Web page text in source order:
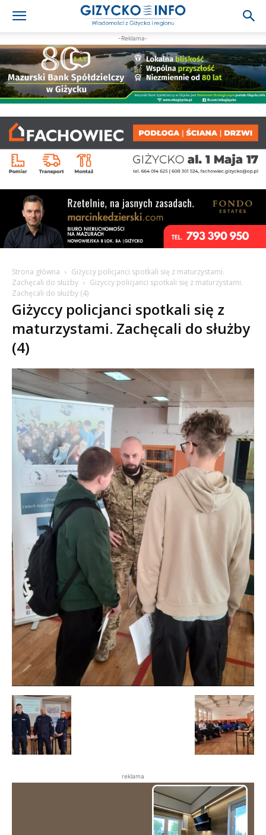
-Reklama-
Strona główna
Giżyccy policjanci spotkali się z maturzystami.
Zachęcali do służby
Giżyccy policjanci spotkali się z maturzystami.
Zachęcali do służby (4)
Giżyccy policjanci spotkali się z
maturzystami. Zachęcali do służby
(4)
reklama